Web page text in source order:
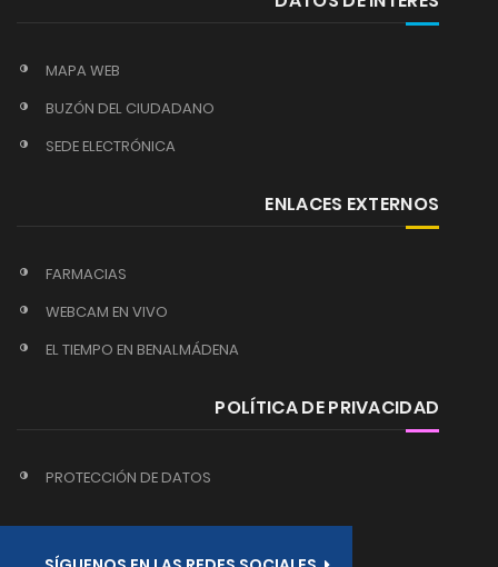
MAPA WEB
BUZÓN DEL CIUDADANO
SEDE ELECTRÓNICA
ENLACES EXTERNOS
FARMACIAS
WEBCAM EN VIVO
EL TIEMPO EN BENALMÁDENA
POLÍTICA DE PRIVACIDAD
PROTECCIÓN DE DATOS